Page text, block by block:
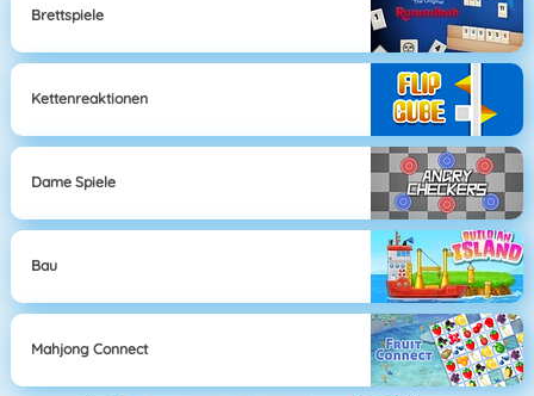
Brettspiele
Kettenreaktionen
Dame Spiele
Bau
Mahjong Connect